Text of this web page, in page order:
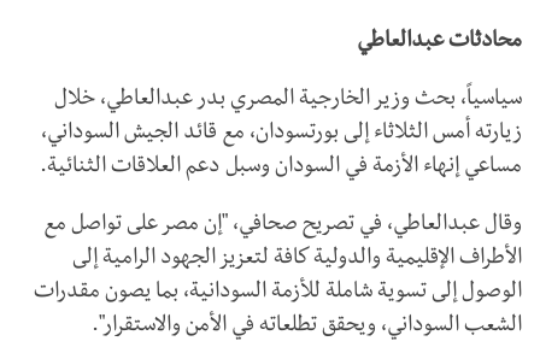
محادثات عبدالعاطي
سياسياً، بحث وزير الخارجية المصري بدر عبدالعاطي، خلال
زيارته أمس الثلاثاء إلى بورتسودان، مع قائد الجيش السوداني،
مساعي إنهاء الأزمة في السودان وسبل دعم العلاقات الثنائية.
وقال عبدالعاطي، في تصريح صحافي، "إن مصر على تواصل مع
الأطراف الإقليمية والدولية كافة لتعزيز الجهود الرامية إلى
الوصول إلى تسوية شاملة للأزمة السودانية، بما يصون مقدرات
الشعب السوداني، ويحقق تطلعاته في الأمن والاستقرار".